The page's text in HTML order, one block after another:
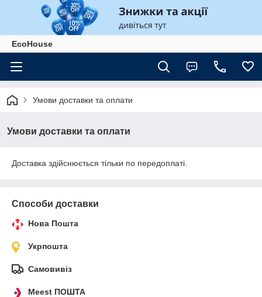
EcoHouse
Умови доставки та оплати
Умови доставки та оплати
Доставка здійснюється тільки по передоплаті.
Способи доставки
Нова Пошта
Укрпошта
Самовивіз
Meest ПОШТА